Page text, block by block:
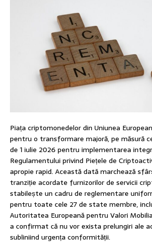
Piața criptomonedelor din Uniunea
pentru o transformare majoră, pe măsură
de 1 iulie 2026 pentru implementarea
Regulamentului privind Piețele de
apropie rapid. Această dată marchează
tranziție acordate furnizorilor de servicii
stabilește un cadru de reglementare
pentru toate cele 27 de state membre,
Autoritatea Europeană pentru Valori
a confirmat că nu vor exista prelungiri ale
subliniind urgența conformității.